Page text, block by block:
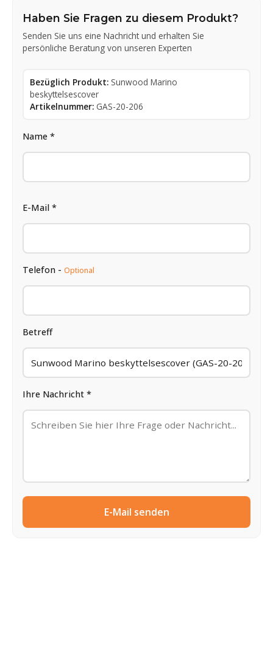
Haben Sie Fragen zu diesem Produkt?
Senden Sie uns eine Nachricht und erhalten Sie
persönliche Beratung von unseren Experten
Bezüglich Produkt: Sunwood Marino
beskyttelsescover
Artikelnummer: GAS-20-206
Name *
E-Mail *
Telefon - Optional
Betreff
Ihre Nachricht *
E-Mail senden